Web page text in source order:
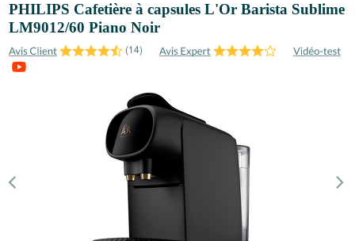
PHILIPS Cafetière à capsules L'Or Barista Sublime
LM9012/60 Piano Noir
(14)